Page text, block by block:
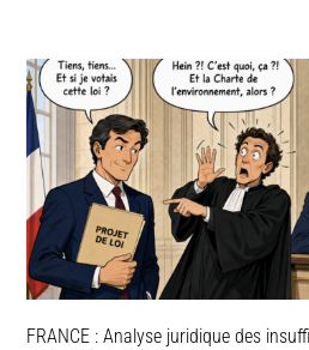
FRANCE : Analyse juridique des